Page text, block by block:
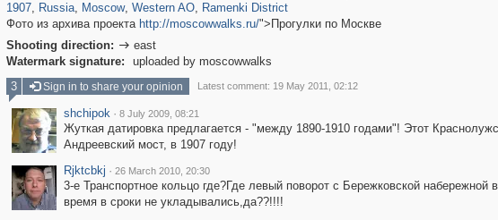
1907, Russia, Moscow, Western AO, Ramenki District
Фото из архива проекта http://moscowwalks.ru/">Прогулки по Москве
Shooting direction:  east
Watermark signature:
uploaded by moscowwalks
3 Sign in to share your opinion Latest comment: 19 May 2011, 02:12
shchipok · 8 July 2009, 08:21
Жуткая датировка предлагается - "между 1890-1910 годами"! Этот
Андреевский мост, в 1907 году!
Rjktcbkj · 26 March 2010, 20:30
3-е Транспортное кольцо где?Где левый поворот с Бережковской
время в сроки не укладывались,да??!!!!